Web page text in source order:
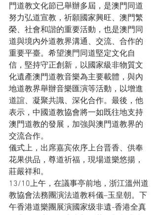
門道教文化節已舉辦多屆，是澳門同道
努力弘道宣教，祈願國家興旺、澳門繁
榮、社會和諧的重要活動，也是澳門同
道與境內外道教界溝通、交流、合作的
重要平臺。希望澳門同道堅定文化自
信，堅持守正創新，以國家級非物質文
化遺產澳門道教音樂為主要載體，與內
地道教界舉辦音樂匯演等活動，以增進
道誼、凝聚共識、深化合作。最後，他
表示，中國道教協會將一如既往地支持
澳門道教的發展，加強與澳門道教界的
交流合作。
儀式上，出席嘉宾依序上台晋香、供奉
花果供品，尊道祈福，現場道樂悠揚，
莊嚴祥和。
13/10上午，在議事亭前地，浙江溫州道
教協會法務團演法道教科儀–玉皇朝。下
午香港道樂團展演國家级非遺-香港全真